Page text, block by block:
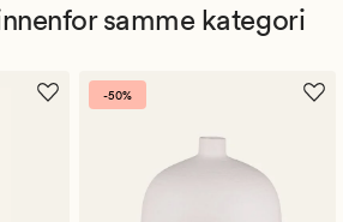
samme kategori
-50%